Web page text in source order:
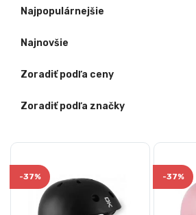
Najpopulárnejšie
Najnovšie
Zoradiť podľa ceny
Zoradiť podľa značky
-37% -37%